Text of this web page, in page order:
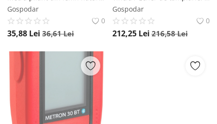
Gospodar
0
35,88 Lei 36,61Lei
Gospodar
0
212,25 Lei 216,58Lei